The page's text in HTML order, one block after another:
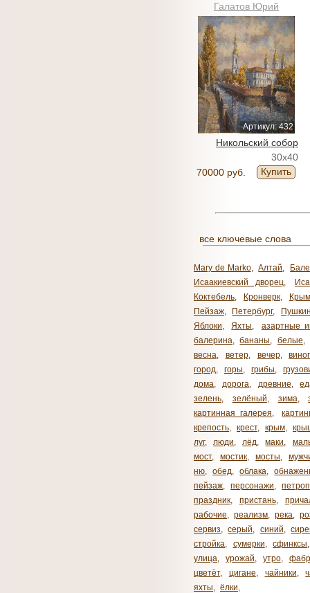
Галатов Юрий
Артикул: 432
Никольский собор
30x40
70000 руб.
Купить
все ключевые слова
Mary de Marko, Алтай,
Исаакиевский дворец,
Коктебель, Кронверк,
Крым
Пейзаж, Петербург,
Яблоки, Яхты,
азартные
балерина, бананы, белые,
весна, ветер, вечер,
город, горы, грибы,
дома, дорога, древние,
зелень, зелёный, зима,
картинная галерея,
крепость, крест, крым,
луг, люди, лёд, маки,
мост, мостик, мосты,
ню, обед, облака,
пейзаж, персонажи,
праздник, пристань,
рабочие, реализм, река,
сервиз, серый, синий,
стройка, сумерки, сфинксы
улица, урожай, утро,
цветёт, цигане, чайники,
яхты, ёлки,